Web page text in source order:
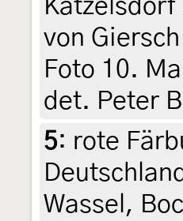
von
Foto 10.
det. Peter
5: rote
Wassel,